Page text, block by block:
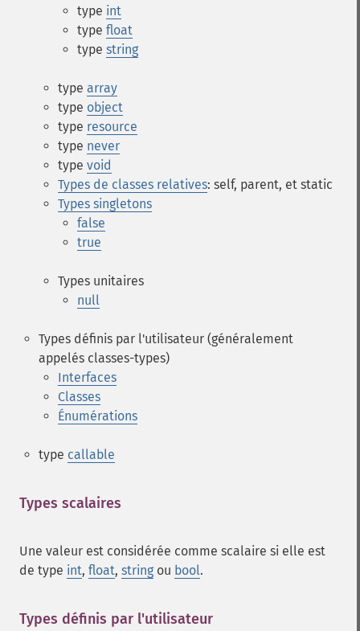
type int
type float
type string
type array
type object
type resource
type never
type void
Types de classes relatives: self, parent, et static
Types singletons
false
true
Types unitaires
null
Types définis par l'utilisateur (généralement
appelés classes-types)
Interfaces
Classes
Énumérations
type callable
Types scalaires
Une valeur est considérée comme scalaire si elle est
de type int, float, string ou bool.
Types définis par l'utilisateur